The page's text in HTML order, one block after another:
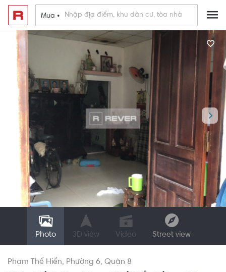
Mua •
Photo 3D view Video Street view
Phạm Thế Hiển Phường 6 Quận 8